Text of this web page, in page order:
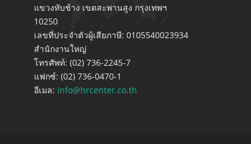
แขวงทับช้าง เขตสะพานสูง กรุงเทพฯ
10250
เลขที่ประจำตัวผู้เสียภาษี: 0105540023934
สำนักงานใหญ่
โทรศัพท์: (02) 736-2245-7
แฟกซ์: (02) 736-0470-1
อีเมล: info@hrcenter.co.th